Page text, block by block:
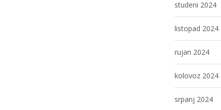
studeni 2024
listopad 2024
rujan 2024
kolovoz 2024
srpanj 2024